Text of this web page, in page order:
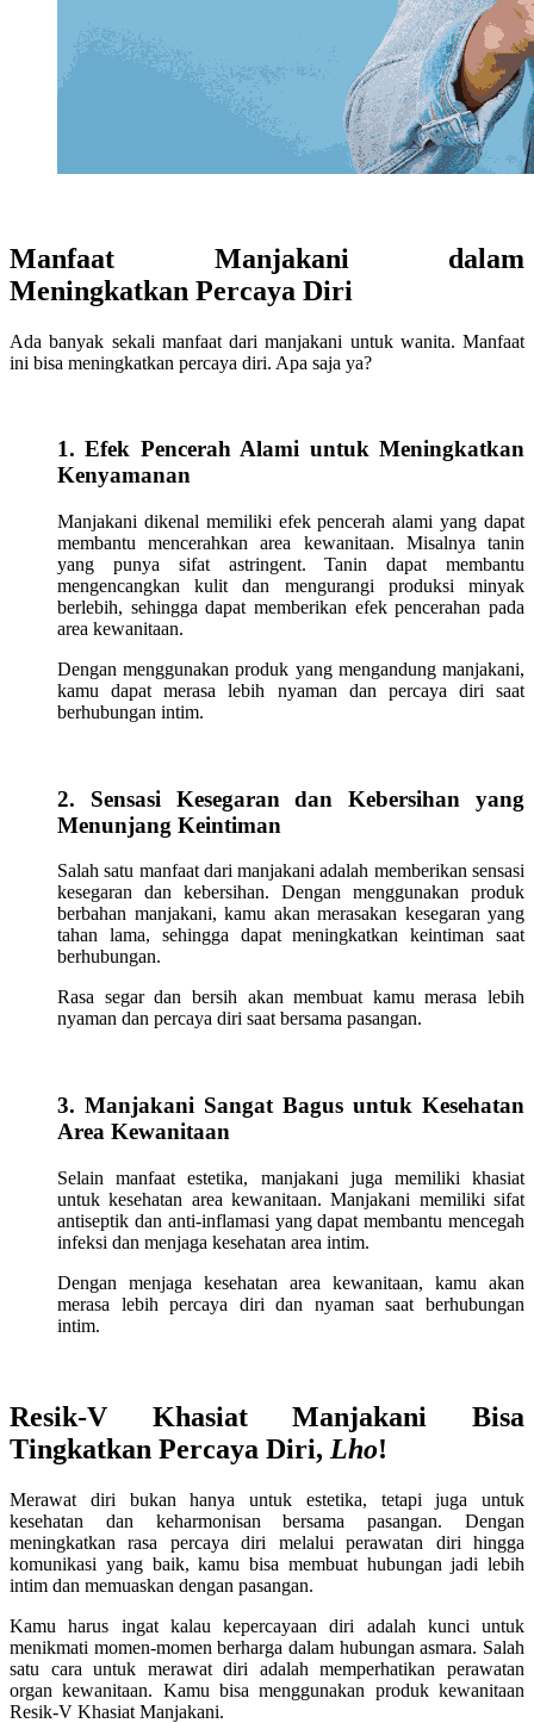
Manfaat Manjakani dalam
Meningkatkan Percaya Diri
Ada banyak sekali manfaat dari manjakani untuk wanita. Manfaat
ini bisa meningkatkan percaya diri. Apa saja ya?
1. Efek Pencerah Alami untuk Meningkatkan
Kenyamanan
Manjakani dikenal memiliki efek pencerah alami yang dapat
membantu mencerahkan area kewanitaan. Misalnya tanin
yang punya sifat astringent. Tanin dapat membantu
mengencangkan kulit dan mengurangi produksi minyak
berlebih, sehingga dapat memberikan efek pencerahan pada
area kewanitaan.
Dengan menggunakan produk yang mengandung manjakani,
kamu dapat merasa lebih nyaman dan percaya diri saat
berhubungan intim.
2. Sensasi Kesegaran dan Kebersihan yang
Menunjang Keintiman
Salah satu manfaat dari manjakani adalah memberikan sensasi
kesegaran dan kebersihan. Dengan menggunakan produk
berbahan manjakani, kamu akan merasakan kesegaran yang
tahan lama, sehingga dapat meningkatkan keintiman saat
berhubungan.
Rasa segar dan bersih akan membuat kamu merasa lebih
nyaman dan percaya diri saat bersama pasangan.
3. Manjakani Sangat Bagus untuk Kesehatan
Area Kewanitaan
Selain manfaat estetika, manjakani juga memiliki khasiat
untuk kesehatan area kewanitaan. Manjakani memiliki sifat
antiseptik dan anti-inflamasi yang dapat membantu mencegah
infeksi dan menjaga kesehatan area intim.
Dengan menjaga kesehatan area kewanitaan, kamu akan
merasa lebih percaya diri dan nyaman saat berhubungan
intim.
Resik-V Khasiat Manjakani Bisa
Tingkatkan Percaya Diri, Lho!
Merawat diri bukan hanya untuk estetika, tetapi juga untuk
kesehatan dan keharmonisan bersama pasangan. Dengan
meningkatkan rasa percaya diri melalui perawatan diri hingga
komunikasi yang baik, kamu bisa membuat hubungan jadi lebih
intim dan memuaskan dengan pasangan.
Kamu harus ingat kalau kepercayaan diri adalah kunci untuk
menikmati momen-momen berharga dalam hubungan asmara. Salah
satu cara untuk merawat diri adalah memperhatikan perawatan
organ kewanitaan. Kamu bisa menggunakan produk kewanitaan
Resik-V Khasiat Manjakani.